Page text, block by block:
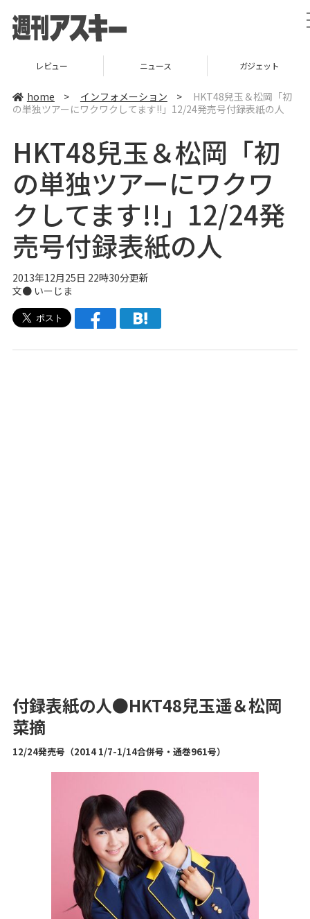
レビュー ニュース ガジェット
home > インフォメーション >
HKT48兒玉＆松岡「初
の単独ツアーにワクワクしてます!!」12/24発売号付録表紙の人
HKT48兒玉＆松岡「初
の単独ツアーにワクワ
クしてます!!」12/24発
売号付録表紙の人
2013年12月25日 22時30分更新
文● いーじま
付録表紙の人●HKT48兒玉遥＆松岡
菜摘
12/24発売号（2014 1/7-1/14合併号 ・通巻961号）